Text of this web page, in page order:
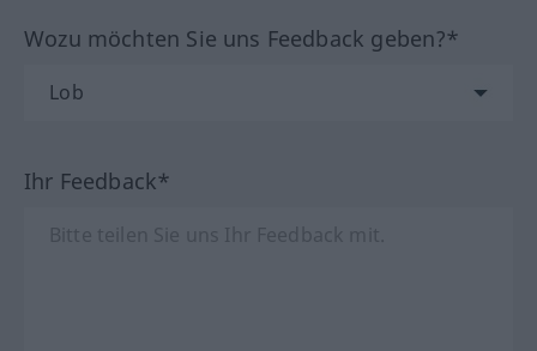
Wozu möchten Sie uns Feedback geben?*
Ihr Feedback*